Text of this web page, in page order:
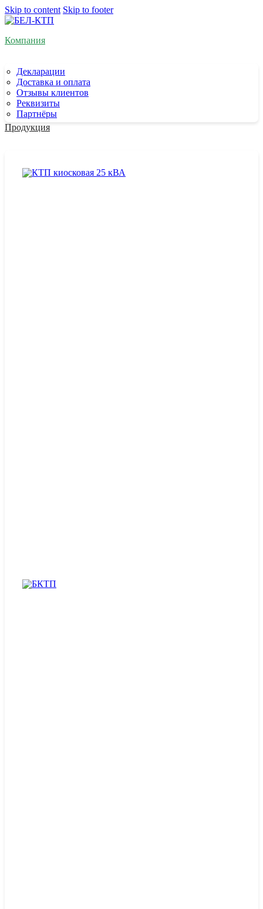
Skip to content Skip to footer
Компания
Декларации
Доставка и оплата
Отзывы клиентов
Реквизиты
Партнёры
Продукция